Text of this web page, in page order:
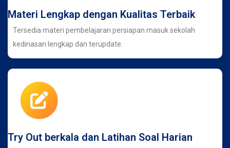
Materi Lengkap dengan Kualitas Terbaik
Tersedia materi pembelajaran persiapan masuk sekolah
kedinasan lengkap dan terupdate.
Try Out berkala dan Latihan Soal Harian